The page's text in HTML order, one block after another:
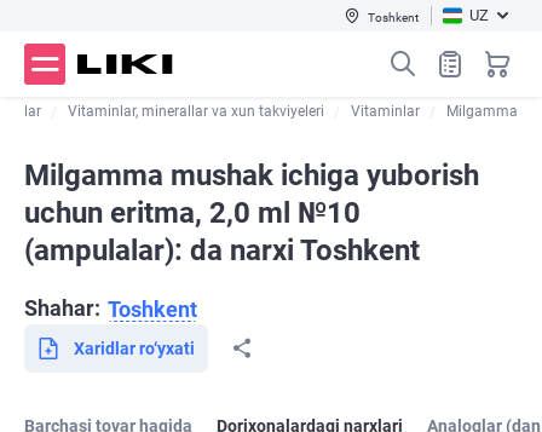
Toshkent UZ
Vitaminlar, minerallar va xun takviyeleri Vitaminlar Milgamma
Milgamma mushak ichiga yuborish
uchun eritma, 2,0 ml №10
(ampulalar): da narxi Toshkent
Shahar: Toshkent
Xaridlar ro‘yxati
Barchasi tovar haqida Dorixonalardagi narxlari Analoglar